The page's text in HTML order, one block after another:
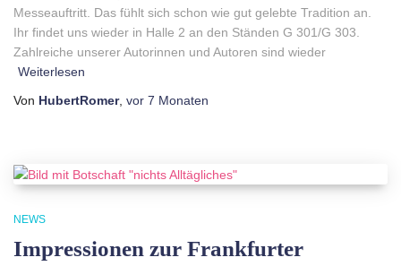
Messeauftritt. Das fühlt sich schon wie gut gelebte Tradition an.
Ihr findet uns wieder in Halle 2 an den Ständen G 301/G 303.
Zahlreiche unserer Autorinnen und Autoren sind wieder
Weiterlesen
Von HubertRomer, vor 7 Monaten
NEWS
Impressionen zur Frankfurter